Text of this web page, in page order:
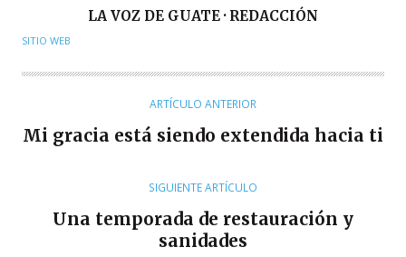
U
O
LA VOZ DE GUATE · REDACCIÓN
SITIO WEB
ARTÍCULO ANTERIOR
Mi gracia está siendo extendida hacia ti
SIGUIENTE ARTÍCULO
Una temporada de restauración y
sanidades